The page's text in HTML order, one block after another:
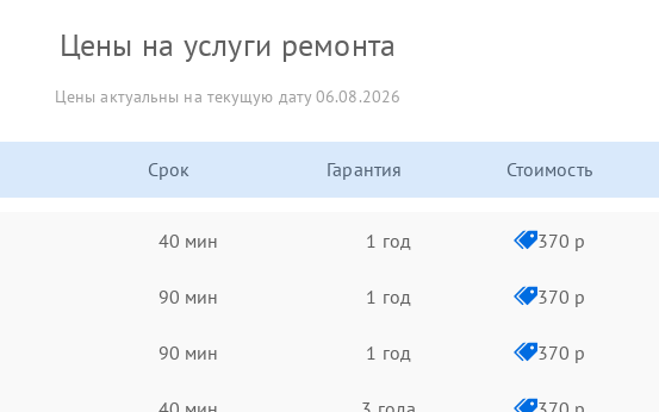
Цены на услуги ремонта
Цены актуальны на текущую дату 06.08.2026
Срок Гарантия Стоимость
40 мин 1 год 370 р
90 мин 1 год 370 р
90 мин 1 год 370 р